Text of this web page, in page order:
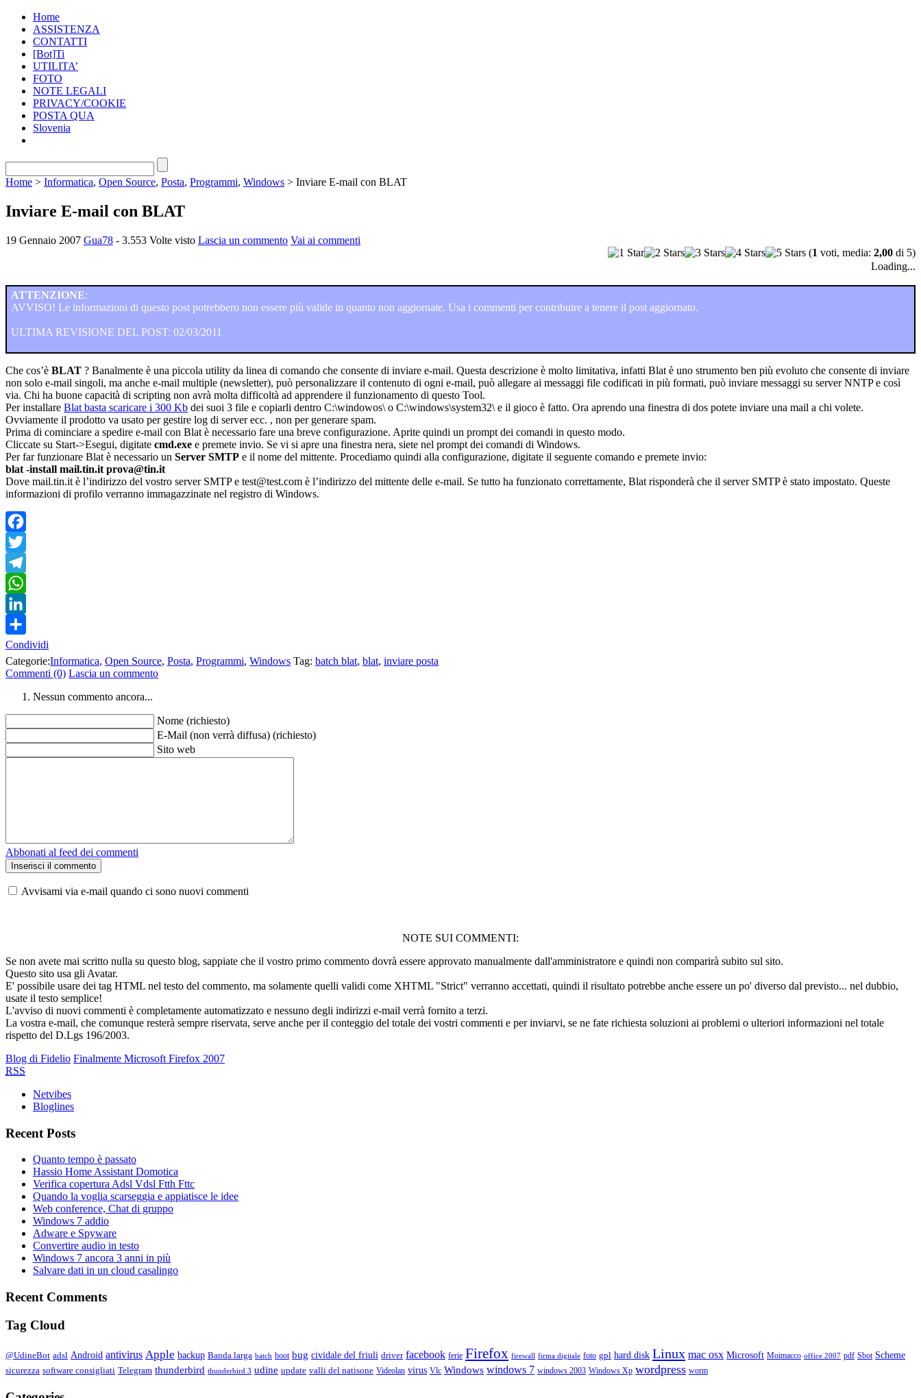
Home
ASSISTENZA
CONTATTI
[Bot]Ti
UTILITA’
FOTO
NOTE LEGALI
PRIVACY/COOKIE
POSTA QUA
Slovenia
Home > Informatica, Open Source, Posta, Programmi, Windows > Inviare E-mail con BLAT
Inviare E-mail con BLAT
19 Gennaio 2007 Gua78 - 3.553 Volte visto Lascia un commento Vai ai commenti
(1 voti, media: 2,00 di 5)
Loading...
ATTENZIONE:
AVVISO! Le informazioni di questo post potrebbero non essere più valide in quanto non aggiornate. Usa i commenti per contribuire a tenere il post aggiornato.
ULTIMA REVISIONE DEL POST: 02/03/2011
Che cos’è BLAT ? Banalmente è una piccola utility da linea di comando che consente di inviare e-mail. Questa descrizione è molto limitativa, infatti Blat è uno strumento ben più evoluto che consente di inviare
non solo e-mail singoli, ma anche e-mail multiple (newsletter), può personalizzare il contenuto di ogni e-mail, può allegare ai messaggi file codificati in più formati, può inviare messaggi su server NNTP e così
via. Chi ha buone capacità di scripting non avrà molta difficoltà ad apprendere il funzionamento di questo Tool.
Per installare Blat basta scaricare i 300 Kb dei suoi 3 file e copiarli dentro C:\windowos\ o C:\windows\system32\ e il gioco è fatto. Ora aprendo una finestra di dos potete inviare una mail a chi volete.
Ovviamente il prodotto va usato per gestire log di server ecc. , non per generare spam.
Prima di cominciare a spedire e-mail con Blat è necessario fare una breve configurazione. Aprite quindi un prompt dei comandi in questo modo.
Cliccate su Start->Esegui, digitate cmd.exe e premete invio. Se vi si apre una finestra nera, siete nel prompt dei comandi di Windows.
Per far funzionare Blat è necessario un Server SMTP e il nome del mittente. Procediamo quindi alla configurazione, digitate il seguente comando e premete invio:
blat -install mail.tin.it prova@tin.it
Dove mail.tin.it è l’indirizzo del vostro server SMTP e test@test.com è l’indirizzo del mittente delle e-mail. Se tutto ha funzionato correttamente, Blat risponderà che il server SMTP è stato impostato. Queste
informazioni di profilo verranno immagazzinate nel registro di Windows.
Facebook
Twitter
Telegram
WhatsApp
LinkedIn
Condividi
Categorie:Informatica, Open Source, Posta, Programmi, Windows Tag: batch blat, blat, inviare posta
Commenti (0) Lascia un commento
Nessun commento ancora...
Nome (richiesto)
E-Mail (non verrà diffusa) (richiesto)
Sito web
Abbonati al feed dei commenti
Avvisami via e-mail quando ci sono nuovi commenti
NOTE SUI COMMENTI:
Se non avete mai scritto nulla su questo blog, sappiate che il vostro primo commento dovrà essere approvato manualmente dall'amministratore e quindi non comparirà subito sul sito.
Questo sito usa gli Avatar.
E' possibile usare dei tag HTML nel testo del commento, ma solamente quelli validi come XHTML "Strict" verranno accettati, quindi il risultato potrebbe anche essere un po' diverso dal previsto... nel dubbio,
usate il testo semplice!
L'avviso di nuovi commenti è completamente automatizzato e nessuno degli indirizzi e-mail verrà fornito a terzi.
La vostra e-mail, che comunque resterà sempre riservata, serve anche per il conteggio del totale dei vostri commenti e per inviarvi, se ne fate richiesta soluzioni ai problemi o ulteriori informazioni nel totale
rispetto del D.Lgs 196/2003.
Blog di Fidelio Finalmente Microsoft Firefox 2007
RSS
Netvibes
Bloglines
Recent Posts
Quanto tempo è passato
Hassio Home Assistant Domotica
Verifica copertura Adsl Vdsl Ftth Fttc
Quando la voglia scarseggia e appiatisce le idee
Web conference, Chat di gruppo
Windows 7 addio
Adware e Spyware
Convertire audio in testo
Windows 7 ancora 3 anni in più
Salvare dati in un cloud casalingo
Recent Comments
Tag Cloud
@UdineBot adsl Android antivirus Apple backup Banda larga batch boot bug cividale del friuli driver facebook ferie Firefox firewall firma digitale foto gpl hard disk Linux mac osx Microsoft Moimacco office 2007 pdf Sbot Scheme
sicurezza software consigliati Telegram thunderbird thunderbird 3 udine update valli del natisone Videolan virus Vlc Windows windows 7 windows 2003 Windows Xp wordpress worm